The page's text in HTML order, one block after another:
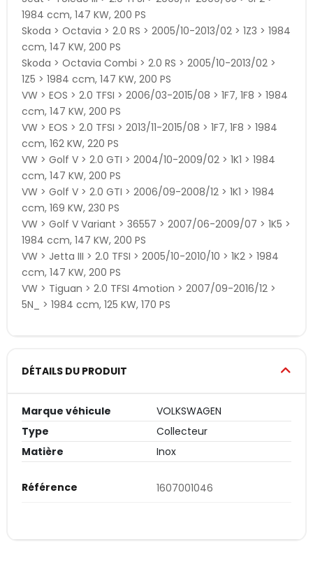
1984 ccm, 147 KW, 200 PS
Skoda > Octavia > 2.0 RS > 2005/10-2013/02 > 1Z3 > 1984
ccm, 147 KW, 200 PS
Skoda > Octavia Combi > 2.0 RS > 2005/10-2013/02 >
1Z5 > 1984 ccm, 147 KW, 200 PS
VW > EOS > 2.0 TFSI > 2006/03-2015/08 > 1F7, 1F8 > 1984
ccm, 147 KW, 200 PS
VW > EOS > 2.0 TFSI > 2013/11-2015/08 > 1F7, 1F8 > 1984
ccm, 162 KW, 220 PS
VW > Golf V > 2.0 GTI > 2004/10-2009/02 > 1K1 > 1984
ccm, 147 KW, 200 PS
VW > Golf V > 2.0 GTI > 2006/09-2008/12 > 1K1 > 1984
ccm, 169 KW, 230 PS
VW > Golf V Variant > 36557 > 2007/06-2009/07 > 1K5 >
1984 ccm, 147 KW, 200 PS
VW > Jetta III > 2.0 TFSI > 2005/10-2010/10 > 1K2 > 1984
ccm, 147 KW, 200 PS
VW > Tiguan > 2.0 TFSI 4motion > 2007/09-2016/12 >
5N_ > 1984 ccm, 125 KW, 170 PS
DÉTAILS DU PRODUIT
Marque véhicule
VOLKSWAGEN
Type
Collecteur
Matière
Inox
Référence 1607001046